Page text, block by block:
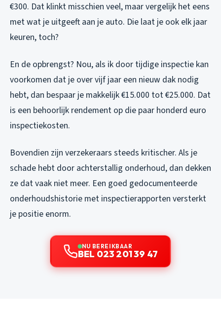
€300. Dat klinkt misschien veel, maar vergelijk het eens
met wat je uitgeeft aan je auto. Die laat je ook elk jaar
keuren, toch?
En de opbrengst? Nou, als ik door tijdige inspectie kan
voorkomen dat je over vijf jaar een nieuw dak nodig
hebt, dan bespaar je makkelijk €15.000 tot €25.000. Dat
is een behoorlijk rendement op die paar honderd euro
inspectiekosten.
Bovendien zijn verzekeraars steeds kritischer. Als je
schade hebt door achterstallig onderhoud, dan dekken
ze dat vaak niet meer. Een goed gedocumenteerde
onderhoudshistorie met inspectierapporten versterkt
je positie enorm.
NU BEREIKBAAR
BEL 023 201 39 47